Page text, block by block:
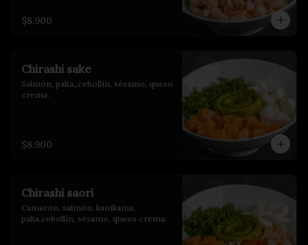
$8.900
Chirashi sake
Salmón, palta,,cebollín, sésamo, queso
crema.
$8.900
Chirashi saori
Camarón, salmón, kanikama,
palta,cebollín, sésamo, queso crema.